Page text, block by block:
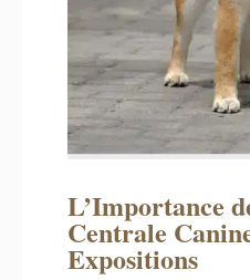
L’Importance
Centrale
Expositions